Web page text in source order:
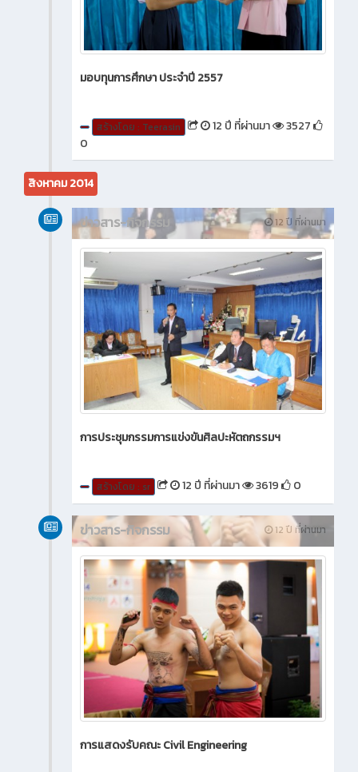
มอบทุนการศึกษา ประจำปี 2557
สร้างโดย : Teerasin 12 ปี ที่ผ่านมา
3527
0
สิงหาคม 2014
12 ปี ที่ผ่านมา
ข่าวสาร-กิจกรรม
การประชุมกรรมการแข่งขันศิลปะหัตถกรรมฯ
สร้างโดย : sr 12 ปี ที่ผ่านมา 3619 0
12 ปี ที่ผ่านมา
ข่าวสาร-กิจกรรม
การแสดงรับคณะ Civil Engineering